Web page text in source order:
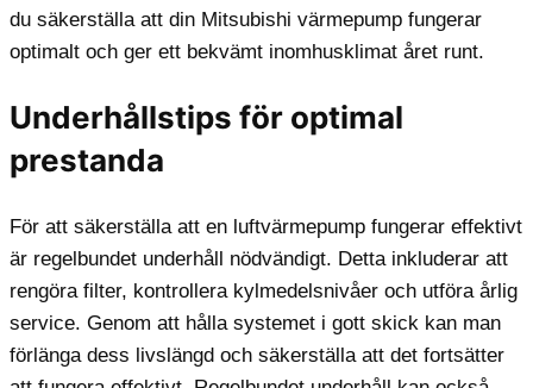
du säkerställa att din Mitsubishi värmepump fungerar
optimalt och ger ett bekvämt inomhusklimat året runt.
Underhållstips för optimal
prestanda
För att säkerställa att en luftvärmepump fungerar effektivt
är regelbundet underhåll nödvändigt. Detta inkluderar att
rengöra filter, kontrollera kylmedelsnivåer och utföra årlig
service. Genom att hålla systemet i gott skick kan man
förlänga dess livslängd och säkerställa att det fortsätter